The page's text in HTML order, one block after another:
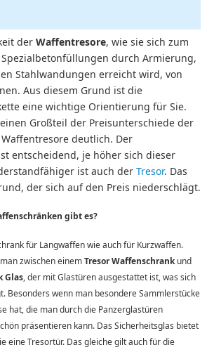
der Waffentresore, wie sie sich zum
durch Armierung,
Stahlwandungen erreicht wird, von
Aus diesem Grund ist die
eine wichtige Orientierung für Sie.
Großteil der Preisunterschiede der
deutlich. Der
entscheidend, je höher sich dieser
ist auch der Tresor. Das
der sich auf den Preis niederschlägt.
gibt es?
für Langwaffen wie auch für Kurzwaffen.
zwischen einemTresor Waffenschrankund
Glas, der mit Glastüren ausgestattet ist, was sich
Besonders wenn man besondere Sammlerstücke
hat, die man durch die Panzerglastüren
präsentieren kann. Das Sicherheitsglas bietet
eine Tresortür. Das gleiche gilt auch für die